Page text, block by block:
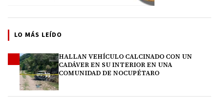
LO MÁS LEÍDO
HALLAN VEHÍCULO CALCINADO CON UN
CADÁVER EN SU INTERIOR EN UNA
COMUNIDAD DE NOCUPÉTARO